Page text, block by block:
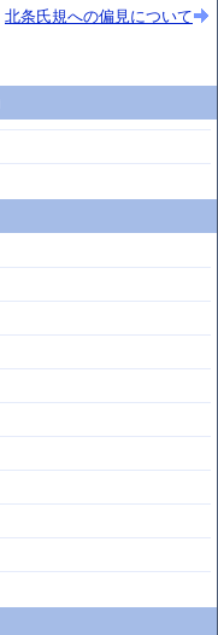
北条氏規への偏見について